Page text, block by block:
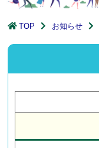
TOP お知らせ